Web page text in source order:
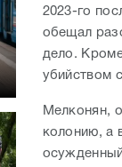
2023-го
обещал
дело.
убийством
Мелконян,
колонию, а